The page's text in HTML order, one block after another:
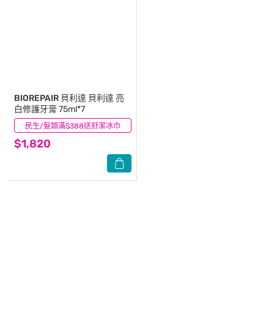
民生/髮類滿$388送舒潔冰巾
BIOREPAIR 貝利達 貝利達 亮
白修護牙膏 75ml*7
$1,820
(0)